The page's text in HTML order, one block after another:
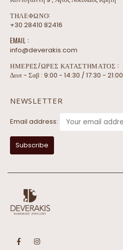
ΤΗΛΕΦΩΝΟ:
+30 28410 82416
EMAIL :
info@deverakis.com
ΗΜΕΡΕΣ/ΩΡΕΣ ΚΑΤΑΣΤΗΜΑΤΟΣ :
Δευτ - Σαβ : 9:00 - 14:30 / 17:30 - 21:00
NEWSLETTER
Email address: